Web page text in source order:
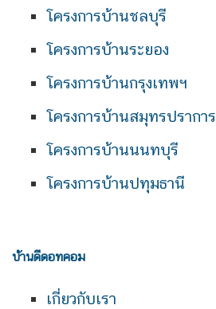
โครงการบ้านชลบุรี
โครงการบ้านระยอง
โครงการบ้านกรุงเทพฯ
โครงการบ้านสมุทรปราการ
โครงการบ้านนนทบุรี
โครงการบ้านปทุมธานี
บ้านดีดอทคอม
เกี่ยวกับเรา